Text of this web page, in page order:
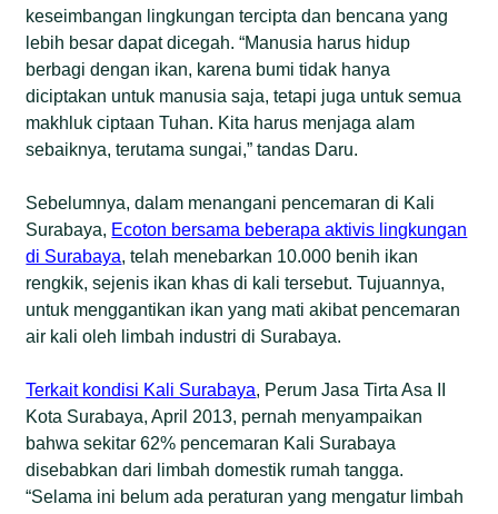
keseimbangan lingkungan tercipta dan bencana yang
lebih besar dapat dicegah. “Manusia harus hidup
berbagi dengan ikan, karena bumi tidak hanya
diciptakan untuk manusia saja, tetapi juga untuk semua
makhluk ciptaan Tuhan. Kita harus menjaga alam
sebaiknya, terutama sungai,” tandas Daru.
Sebelumnya, dalam menangani pencemaran di Kali
Surabaya, Ecoton bersama beberapa aktivis lingkungan
di Surabaya, telah menebarkan 10.000 benih ikan
rengkik, sejenis ikan khas di kali tersebut. Tujuannya,
untuk menggantikan ikan yang mati akibat pencemaran
air kali oleh limbah industri di Surabaya.
Terkait kondisi Kali Surabaya, Perum Jasa Tirta Asa II
Kota Surabaya, April 2013, pernah menyampaikan
bahwa sekitar 62% pencemaran Kali Surabaya
disebabkan dari limbah domestik rumah tangga.
“Selama ini belum ada peraturan yang mengatur limbah